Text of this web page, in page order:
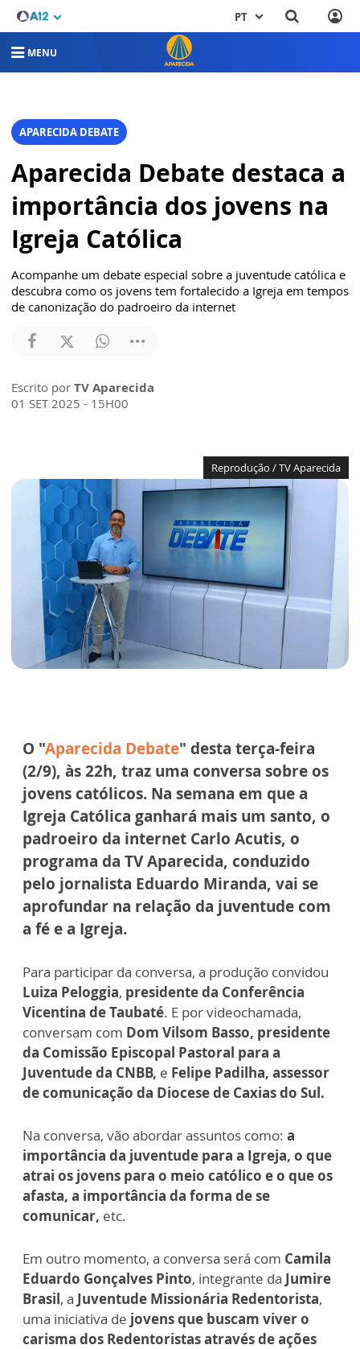
PT
MENU
APARECIDA DEBATE
Aparecida Debate destaca a
importância dos jovens na
Igreja Católica
Acompanhe um debate especial sobre a juventude católica e
descubra como os jovens tem fortalecido a Igreja em tempos
de canonização do padroeiro da internet
Escrito por TV Aparecida
01 SET 2025 - 15H00
Reprodução / TV Aparecida
O "Aparecida Debate" desta terça-feira
(2/9), às 22h, traz uma conversa sobre os
jovens católicos. Na semana em que a
Igreja Católica ganhará mais um santo, o
padroeiro da internet Carlo Acutis, o
programa da TV Aparecida, conduzido
pelo jornalista Eduardo Miranda, vai se
aprofundar na relação da juventude com
a fé e a Igreja.
Para participar da conversa, a produção convidou
Luiza Peloggia, presidente da Conferência
Vicentina de Taubaté. E por videochamada,
conversam com Dom Vilsom Basso, presidente
da Comissão Episcopal Pastoral para a
Juventude da CNBB, e Felipe Padilha, assessor
de comunicação da Diocese de Caxias do Sul.
Na conversa, vão abordar assuntos como: a
importância da juventude para a Igreja, o que
atrai os jovens para o meio católico e o que os
afasta, a importância da forma de se
comunicar, etc.
Em outro momento, a conversa será com Camila
Eduardo Gonçalves Pinto, integrante da Jumire
Brasil, a Juventude Missionária Redentorista,
uma iniciativa de jovens que buscam viver o
carisma dos Redentoristas através de ações